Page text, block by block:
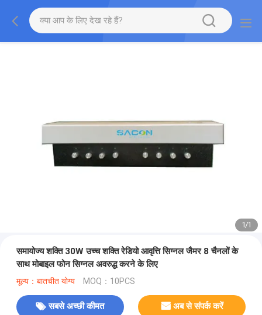
1/1
समायोज्य शक्ति 30W उच्च शक्ति रेडियो आवृत्ति सिग्नल जैमर 8 चैनलों के
साथ मोबाइल फोन सिग्नल अवरुद्ध करने के लिए
मूल्य：बातचीत योग्य MOQ：10PCS
सबसे अच्छी कीमत अब से संपर्क करें